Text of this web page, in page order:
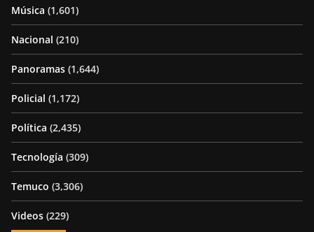
Música (1,601)
Nacional (210)
Panoramas (1,644)
Policial (1,172)
Política (2,435)
Tecnología (309)
Temuco (3,306)
Videos (229)